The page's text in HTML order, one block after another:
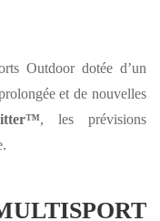
Outdoor dotée d’un
et de nouvelles
, les prévisions